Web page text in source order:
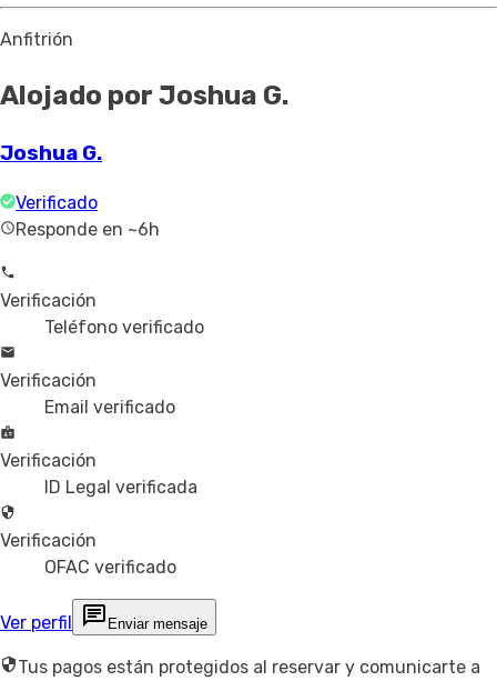
Anfitrión
Alojado por Joshua G.
Joshua G.
Verificado
Responde en ~6h
Verificación
Teléfono verificado
Verificación
Email verificado
Verificación
ID Legal verificada
Verificación
OFAC verificado
Ver perfil Enviar mensaje
Tus pagos están protegidos al reservar y comunicarte a